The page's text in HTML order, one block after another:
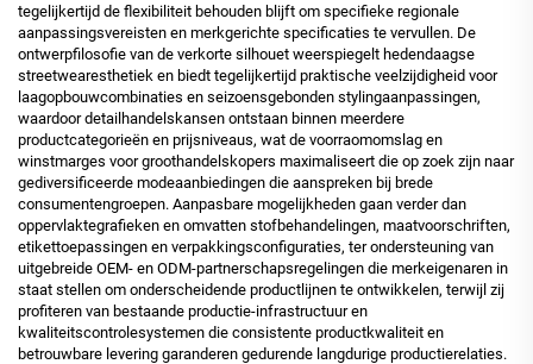
tegelijkertijd de flexibiliteit behouden blijft om specifieke regionale
aanpassingsvereisten en merkgerichte specificaties te vervullen. De
ontwerpfilosofie van de verkorte silhouet weerspiegelt hedendaagse
streetwearesthetiek en biedt tegelijkertijd praktische veelzijdigheid voor
laagopbouwcombinaties en seizoensgebonden stylingaanpassingen,
waardoor detailhandelskansen ontstaan binnen meerdere
productcategorieën en prijsniveaus, wat de voorraomomslag en
winstmarges voor groothandelskopers maximaliseert die op zoek zijn naar
gediversificeerde modeaanbiedingen die aanspreken bij brede
consumentengroepen. Aanpasbare mogelijkheden gaan verder dan
oppervlaktegrafieken en omvatten stofbehandelingen, maatvoorschriften,
etikettoepassingen en verpakkingsconfiguraties, ter ondersteuning van
uitgebreide OEM- en ODM-partnerschapsregelingen die merkeigenaren in
staat stellen om onderscheidende productlijnen te ontwikkelen, terwijl zij
profiteren van bestaande productie-infrastructuur en
kwaliteitscontrolesystemen die consistente productkwaliteit en
betrouwbare levering garanderen gedurende langdurige productierelaties.